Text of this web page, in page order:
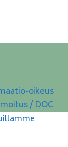
oikeus
/ DOC